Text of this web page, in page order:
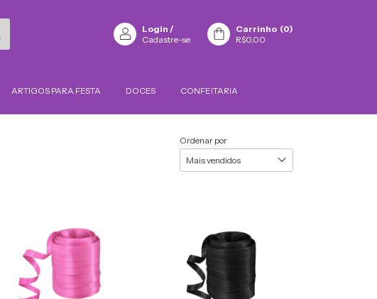
Login /
Cadastre-se
Carrinho (0)
R$0,00
ARTIGOS PARA FESTA DOCES CONFEITARIA
Ordenar por